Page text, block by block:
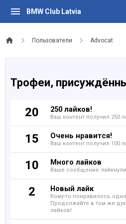
BMW Club Latvia
Пользователи Advocat
Трофеи,
20 250 лайков!
Ваш контент получил 250
15 Очень нравится!
Ваш контент получил 100
10 Много лайков
Ваше сообщение лайкнули
2 Новый лайк
Кому-то понравилось
Продолжайте в том же
лайков!